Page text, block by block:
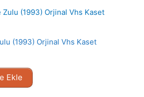
(1993) Orjinal Vhs Kaset
Ekle